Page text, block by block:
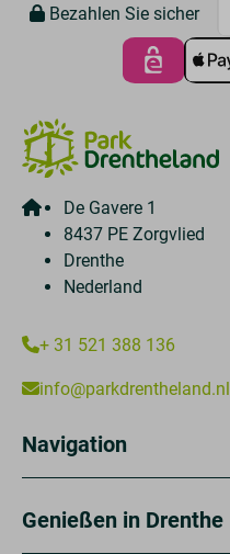
Bezahlen Sie sicher
De Gavere 1
8437 PE Zorgvlied
Drenthe
Nederland
+ 31 521 388 136
info@parkdrentheland.nl
Navigation
Genießen in Drenthe